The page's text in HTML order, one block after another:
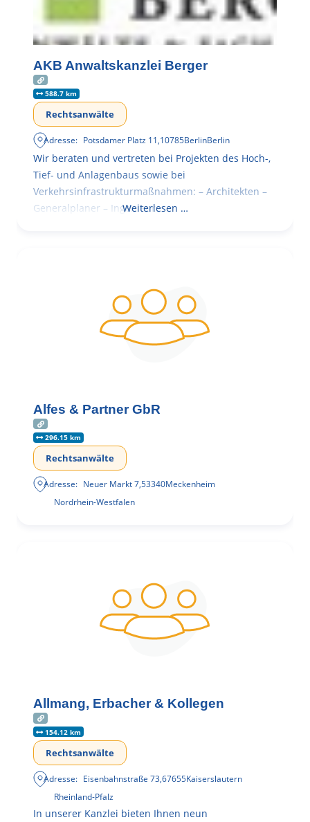
AKB Anwaltskanzlei Berger
588.7 km
Rechtsanwälte
Adresse: Potsdamer Platz 11,10785BerlinBerlin
Wir beraten und vertreten bei Projekten des Hoch-,
Tief- und Anlagenbaus sowie bei
Verkehrsinfrastrukturmaßnahmen: – Architekten –
Generalplaner – Ingenieure
Weiterlesen …
Alfes & Partner GbR
296.15 km
Rechtsanwälte
Adresse: Neuer Markt 7,53340Meckenheim
Nordrhein-Westfalen
Allmang, Erbacher & Kollegen
154.12 km
Rechtsanwälte
Adresse: Eisenbahnstraße 73,67655Kaiserslautern
Rheinland-Pfalz
In unserer Kanzlei bieten Ihnen neun